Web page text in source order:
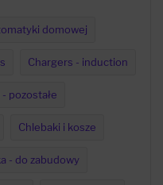
domowej
Chargers - induction
pozostałe
Chlebaki i kosze
- do zabudowy